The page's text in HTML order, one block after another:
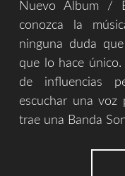
Nuevo Album /
conozca la
ninguna duda
que lo hace
de influencias
escuchar una voz
trae una Banda